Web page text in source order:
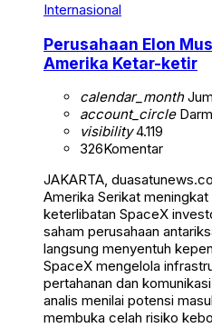
Internasional
Perusahaan Elon
Amerika Ketar-ketir
calendar_month
account_circle
visibility4.119
326Komentar
JAKARTA,
Amerika Serikat
keterlibatan SpaceX
saham perusahaan
langsung menyentuh
SpaceX mengelola
pertahanan dan
analis menilai potensi
membuka celah risiko